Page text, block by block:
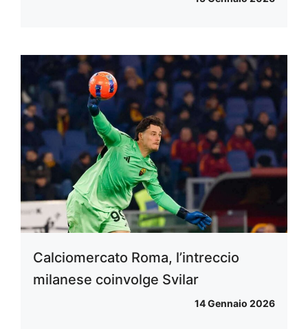
Calciomercato Roma, l’intreccio
milanese coinvolge Svilar
14 Gennaio 2026